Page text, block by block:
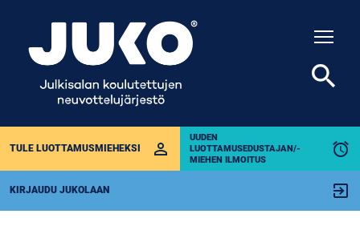
TULE LUOTTAMUSMIEHEKSI perm_identity
UUDEN
LUOTTAMUSEDUSTAJAN/-
MIEHEN ILMOITUS
alarm
KIRJAUDU JUKOLAAN exit_to_app
search